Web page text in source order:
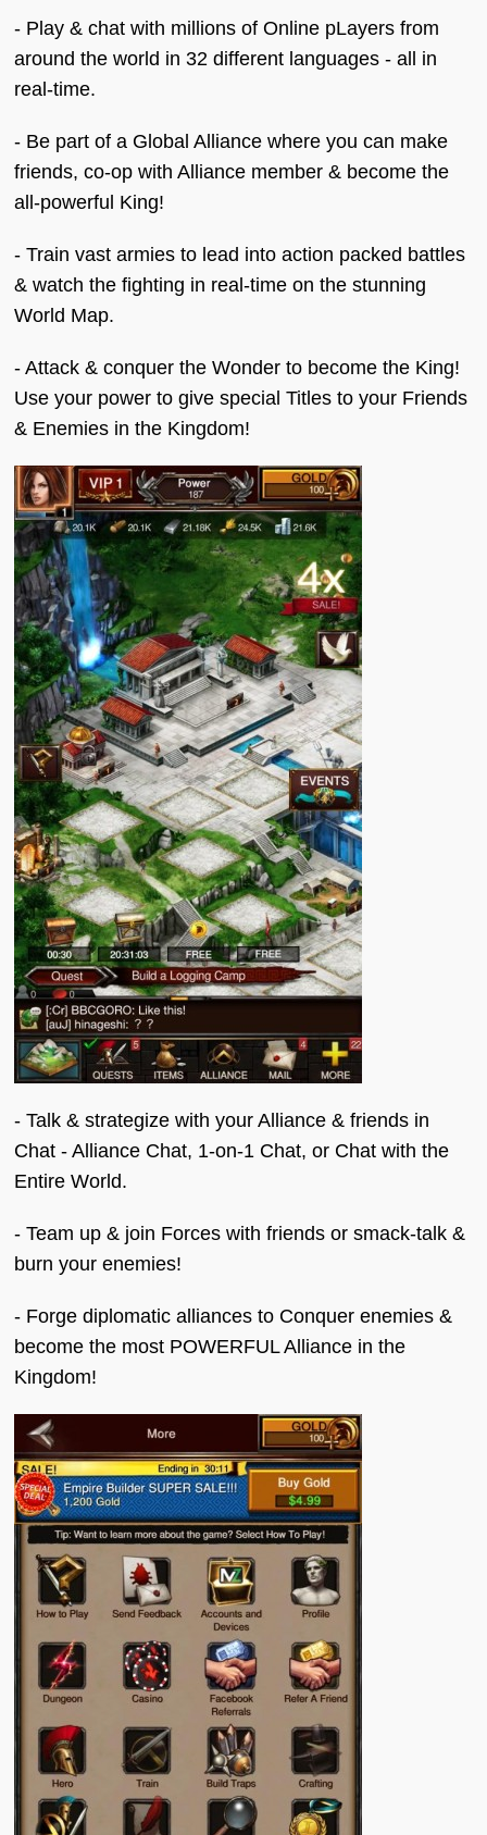
- Play & chat with millions of Online pLayers from
around the world in 32 different languages - all in
real-time.
- Be part of a Global Alliance where you can make
friends, co-op with Alliance member & become the
all-powerful King!
- Train vast armies to lead into action packed battles
& watch the fighting in real-time on the stunning
World Map.
- Attack & conquer the Wonder to become the King!
Use your power to give special Titles to your Friends
& Enemies in the Kingdom!
- Talk & strategize with your Alliance & friends in
Chat - Alliance Chat, 1-on-1 Chat, or Chat with the
Entire World.
- Team up & join Forces with friends or smack-talk &
burn your enemies!
- Forge diplomatic alliances to Conquer enemies &
become the most POWERFUL Alliance in the
Kingdom!